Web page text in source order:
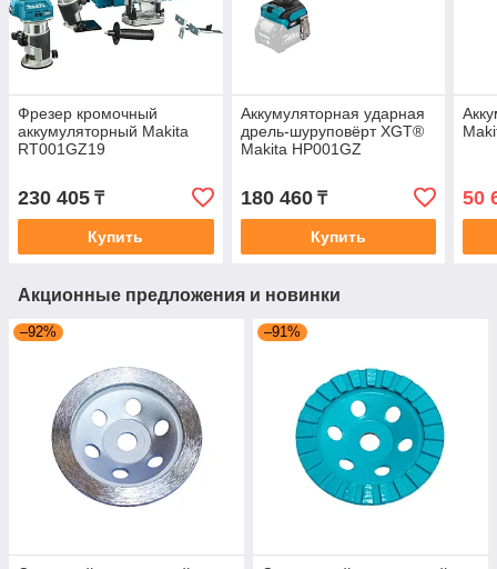
Фрезер кромочный
аккумуляторный Makita
RT001GZ19
230 405 ₸
Купить
Аккумуляторная ударная
дрель-шуруповёрт XGT®
Makita HP001GZ
180 460₸
Купить
50
Акционные предложения и новинки
–92% –91%